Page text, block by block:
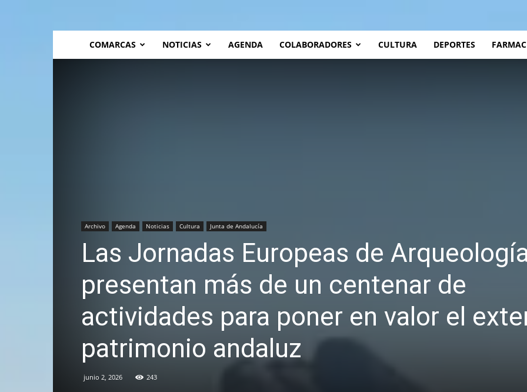
COMARCAS NOTICIAS AGENDA COLABORADORES CULTURA DEPORTES
Archivo Agenda Noticias Cultura Junta de Andalucía
Las Jornadas Europeas de
presentan más de un centenar de
actividades para poner en valor el
patrimonio andaluz
junio 2, 2026 243